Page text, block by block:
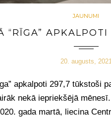
JAUNUMI
“RĪGA”
20. augusts, 2021
apkalpoti 297,7 tūkstoši
nekā iepriekšējā
gada martā, liecina